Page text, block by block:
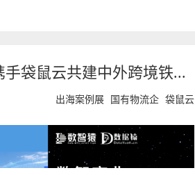
袋鼠云共建中外跨境铁...
出海案例展 国有物流企 袋鼠云